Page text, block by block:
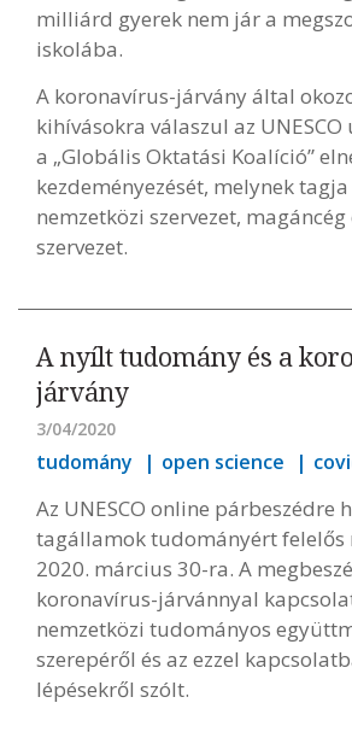
milliárd gyerek nem jár a
iskolába.
A koronavírus-járvány által
kihívásokra válaszul az
a „Globális Oktatási Koalíció”
kezdeményezését, melynek
nemzetközi szervezet, magáncég
szervezet.
A nyílt tudomány és a
járvány
3/04/2020
tudomány open science
Az UNESCO online párbeszédre
tagállamok tudományért felelős
2020. március 30-ra. A
koronavírus-járvánnyal
nemzetközi tudományos
szerepéről és az ezzel
lépésekről szólt.